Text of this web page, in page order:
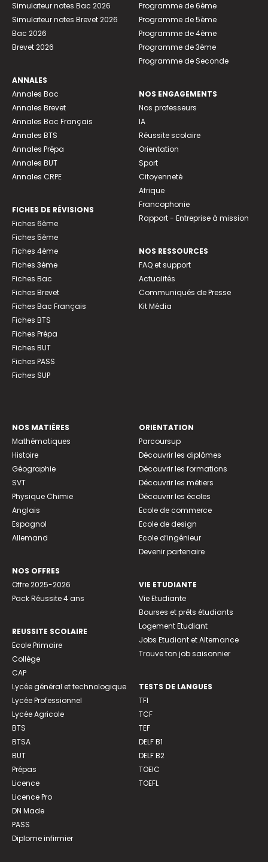
Simulateur notes Bac 2026
Simulateur notes Brevet 2026
Bac 2026
Brevet 2026
ANNALES
Annales Bac
Annales Brevet
Annales Bac Français
Annales BTS
Annales Prépa
Annales BUT
Annales CRPE
FICHES DE RÉVISIONS
Fiches 6ème
Fiches 5ème
Fiches 4ème
Fiches 3ème
Fiches Bac
Fiches Brevet
Fiches Bac Français
Fiches BTS
Fiches Prépa
Fiches BUT
Fiches PASS
Fiches SUP
Programme de 6ème
Programme de 5ème
Programme de 4ème
Programme de 3ème
Programme de Seconde
NOS ENGAGEMENTS
Nos professeurs
IA
Réussite scolaire
Orientation
Sport
Citoyenneté
Afrique
Francophonie
Rapport - Entreprise à mission
NOS RESSOURCES
FAQ et support
Actualités
Communiqués de Presse
Kit Média
NOS MATIÈRES
Mathématiques
Histoire
Géographie
SVT
Physique Chimie
Anglais
Espagnol
Allemand
NOS OFFRES
Offre 2025-2026
Pack Réussite 4 ans
REUSSITE SCOLAIRE
Ecole Primaire
Collège
CAP
Lycée général et technologique
Lycée Professionnel
Lycée Agricole
BTS
BTSA
BUT
Prépas
Licence
Licence Pro
DN Made
PASS
Diplome infirmier
ORIENTATION
Parcoursup
Découvrir les diplômes
Découvrir les formations
Découvrir les métiers
Découvrir les écoles
Ecole de commerce
Ecole de design
Ecole d’ingénieur
Devenir partenaire
VIE ETUDIANTE
Vie Etudiante
Bourses et prêts étudiants
Logement Etudiant
Jobs Etudiant et Alternance
Trouve ton job saisonnier
TESTS DE LANGUES
TFI
TCF
TEF
DELF B1
DELF B2
TOEIC
TOEFL